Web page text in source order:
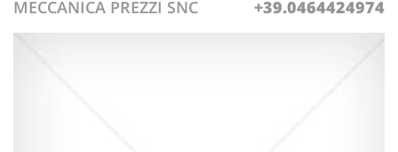
MECCANICA PREZZI SNC +39.0464424974